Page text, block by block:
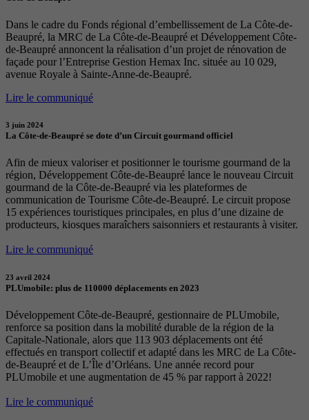
Dans le cadre du Fonds régional d’embellissement de La Côte-de-
Beaupré, la MRC de La Côte-de-Beaupré et Développement Côte-
de-Beaupré annoncent la réalisation d’un projet de rénovation de
façade pour l’Entreprise Gestion Hemax Inc. située au 10 029,
avenue Royale à Sainte-Anne-de-Beaupré.
Lire le communiqué
3 juin 2024
La Côte-de-Beaupré se dote d’un Circuit gourmand officiel
Afin de mieux valoriser et positionner le tourisme gourmand de la
région, Développement Côte-de-Beaupré lance le nouveau Circuit
gourmand de la Côte-de-Beaupré via les plateformes de
communication de Tourisme Côte-de-Beaupré. Le circuit propose
15 expériences touristiques principales, en plus d’une dizaine de
producteurs, kiosques maraîchers saisonniers et restaurants à visiter.
Lire le communiqué
23 avril 2024
PLUmobile: plus de 110000 déplacements en 2023
Développement Côte-de-Beaupré, gestionnaire de PLUmobile,
renforce sa position dans la mobilité durable de la région de la
Capitale-Nationale, alors que 113 903 déplacements ont été
effectués en transport collectif et adapté dans les MRC de La Côte-
de-Beaupré et de L’Île d’Orléans. Une année record pour
PLUmobile et une augmentation de 45 % par rapport à 2022!
Lire le communiqué